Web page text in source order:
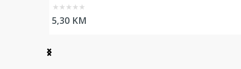
★ ★ ★ ★ ★
5,30 KM
Item